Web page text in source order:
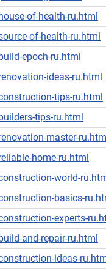
of-health-ru.html
of-health-ru.html
epoch-ru.html
ideas-ru.html
tips-ru.html
tips-ru.html
master-
home-ru.html
world-
basics-
experts-
and-repair-ru.html
ideas-